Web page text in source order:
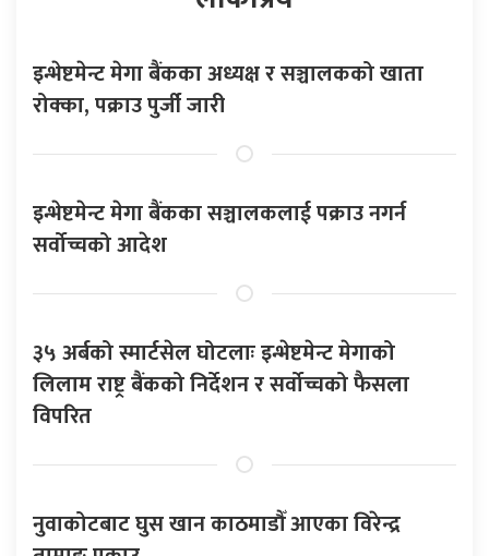
इन्भेष्टमेन्ट मेगा बैंकका अध्यक्ष र सञ्चालकको खाता
रोक्का, पक्राउ पुर्जी जारी
इन्भेष्टमेन्ट मेगा बैंकका सञ्चालकलाई पक्राउ नगर्न
सर्वोच्चको आदेश
३५ अर्बको स्मार्टसेल घोटलाः इन्भेष्टमेन्ट मेगाको
लिलाम राष्ट्र बैंकको निर्देशन र सर्वोच्चको फैसला
विपरित
नुवाकोटबाट घुस खान काठमाडौँ आएका विरेन्द्र